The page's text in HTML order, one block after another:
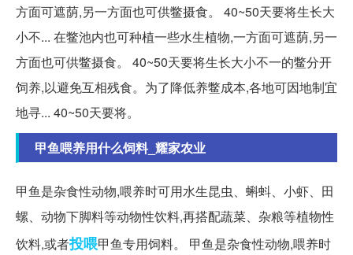
方面可遮荫,另一方面也可供鳖摄食。 40~50天要将生长大
小不... 在鳖池内也可种植一些水生植物,一方面可遮荫,另一
方面也可供鳖摄食。 40~50天要将生长大小不一的鳖分开
饲养,以避免互相残食。为了降低养鳖成本,各地可因地制宜
地寻... 40~50天要将。
甲鱼喂养用什么饲料_耀家农业
甲鱼是杂食性动物,喂养时可用水生昆虫、蝌蚪、小虾、田
螺、动物下脚料等动物性饮料,再搭配蔬菜、杂粮等植物性
饮料,或者投喂甲鱼专用饲料。 甲鱼是杂食性动物,喂养时